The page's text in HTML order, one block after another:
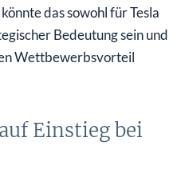
das sowohl für Tesla
Bedeutung sein und
Wettbewerbsvorteil
Einstieg bei